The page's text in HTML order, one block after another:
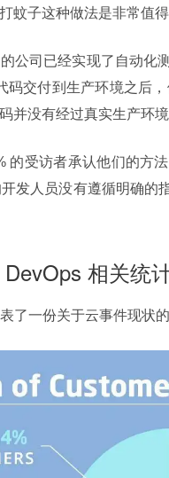
蚊子这种做法是非常值得
公司已经实现了自动化
码交付到生产环境之后
并没有经过真实生产环
的受访者承认他们的方
发人员没有遵循明确的
相关统
了一份关于云事件现状的